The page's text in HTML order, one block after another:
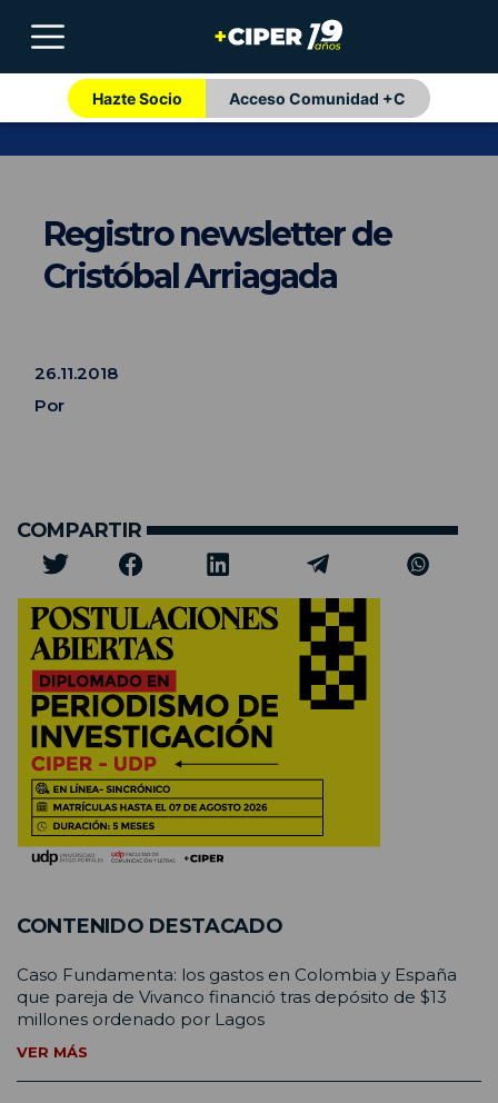
Hazte Socio Acceso Comunidad +C
Registro newsletter de
Cristóbal Arriagada
26.11.2018
Por
COMPARTIR
CONTENIDO DESTACADO
Caso Fundamenta: los gastos en Colombia y España
que pareja de Vivanco financió tras depósito de $13
millones ordenado por Lagos
VER MÁS